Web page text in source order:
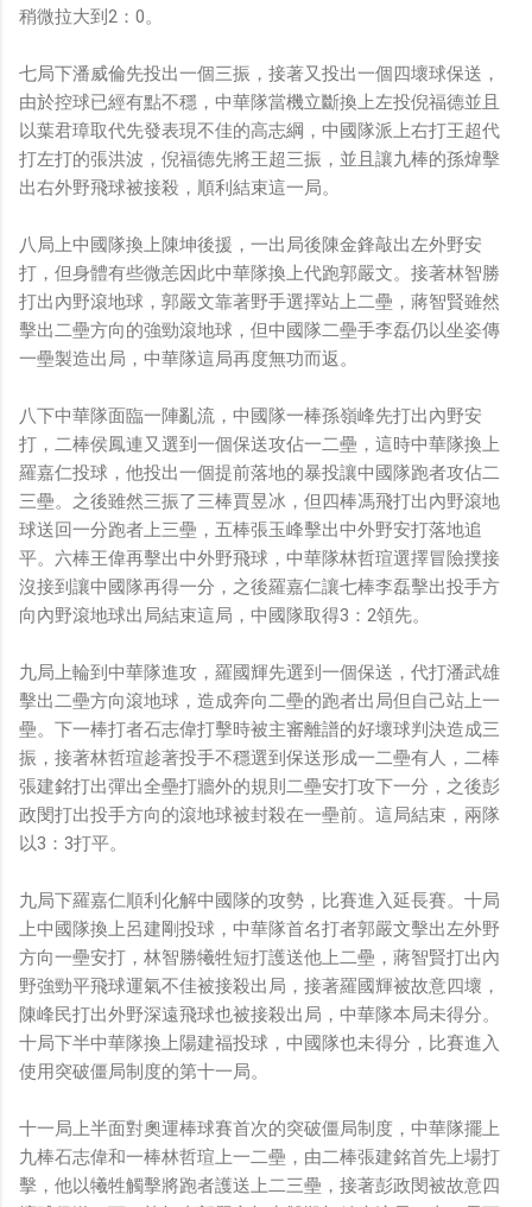
稍微拉大到2：0。
七局下潘威倫先投出一個三振，接著又投出一個四壞球保送，
由於控球已經有點不穩，中華隊當機立斷換上左投倪福德並且
以葉君璋取代先發表現不佳的高志綱，中國隊派上右打王超代
打左打的張洪波，倪福德先將王超三振，並且讓九棒的孫煒擊
出右外野飛球被接殺，順利結束這一局。
八局上中國隊換上陳坤後援，一出局後陳金鋒敲出左外野安
打，但身體有些微恙因此中華隊換上代跑郭嚴文。接著林智勝
打出內野滾地球，郭嚴文靠著野手選擇站上二壘，蔣智賢雖然
擊出二壘方向的強勁滾地球，但中國隊二壘手李磊仍以坐姿傳
一壘製造出局，中華隊這局再度無功而返。
八下中華隊面臨一陣亂流，中國隊一棒孫嶺峰先打出內野安
打，二棒侯鳳連又選到一個保送攻佔一二壘，這時中華隊換上
羅嘉仁投球，他投出一個提前落地的暴投讓中國隊跑者攻佔二
三壘。之後雖然三振了三棒賈昱冰，但四棒馮飛打出內野滾地
球送回一分跑者上三壘，五棒張玉峰擊出中外野安打落地追
平。六棒王偉再擊出中外野飛球，中華隊林哲瑄選擇冒險撲接
沒接到讓中國隊再得一分，之後羅嘉仁讓七棒李磊擊出投手方
向內野滾地球出局結束這局，中國隊取得3：2領先。
九局上輪到中華隊進攻，羅國輝先選到一個保送，代打潘武雄
擊出二壘方向滾地球，造成奔向二壘的跑者出局但自己站上一
壘。下一棒打者石志偉打擊時被主審離譜的好壞球判決造成三
振，接著林哲瑄趁著投手不穩選到保送形成一二壘有人，二棒
張建銘打出彈出全壘打牆外的規則二壘安打攻下一分，之後彭
政閔打出投手方向的滾地球被封殺在一壘前。這局結束，兩隊
以3：3打平。
九局下羅嘉仁順利化解中國隊的攻勢，比賽進入延長賽。十局
上中國隊換上呂建剛投球，中華隊首名打者郭嚴文擊出左外野
方向一壘安打，林智勝犧牲短打護送他上二壘，蔣智賢打出內
野強勁平飛球運氣不佳被接殺出局，接著羅國輝被故意四壞，
陳峰民打出外野深遠飛球也被接殺出局，中華隊本局未得分。
十局下半中華隊換上陽建福投球，中國隊也未得分，比賽進入
使用突破僵局制度的第十一局。
十一局上半面對奧運棒球賽首次的突破僵局制度，中華隊擺上
九棒石志偉和一棒林哲瑄上一二壘，由二棒張建銘首先上場打
擊，他以犧牲觸擊將跑者護送上二三壘，接著彭政閔被故意四